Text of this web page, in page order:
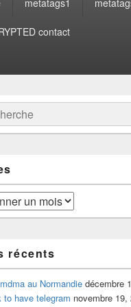
contact
récents
au Normandie décembre
to have telegram novembre 19,